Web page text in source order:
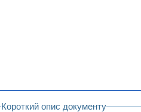
Короткий опис документу